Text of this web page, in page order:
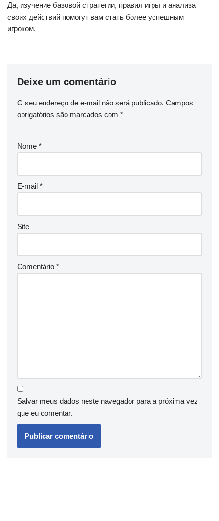
Да, изучение базовой стратегии, правил игры и анализа
своих действий помогут вам стать более успешным
игроком.
Deixe um comentário
O seu endereço de e-mail não será publicado. Campos
obrigatórios são marcados com *
Nome *
E-mail *
Site
Comentário *
Salvar meus dados neste navegador para a próxima vez
que eu comentar.